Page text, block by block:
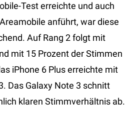
Test erreichte und auch
anführt, war diese
Auf Rang 2 folgt mit
mit 15 Prozent der Stimmen
iPhone 6 Plus erreichte mit
Das Galaxy Note 3 schnitt
klaren Stimmverhältnis ab.